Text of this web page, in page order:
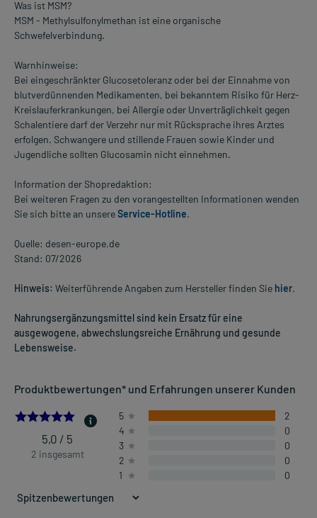
Was ist MSM?
MSM - Methylsulfonylmethan ist eine organische
Schwefelverbindung.
Warnhinweise:
Bei eingeschränkter Glucosetoleranz oder bei der Einnahme von
blutverdünnenden Medikamenten, bei bekanntem Risiko für Herz-
Kreislauferkrankungen, bei Allergie oder Unverträglichkeit gegen
Schalentiere darf der Verzehr nur mit Rücksprache ihres Arztes
erfolgen. Schwangere und stillende Frauen sowie Kinder und
Jugendliche sollten Glucosamin nicht einnehmen.
Information der Shopredaktion:
Bei weiteren Fragen zu den vorangestellten Informationen wenden
Sie sich bitte an unsereService-Hotline.
Quelle: desen-europe.de
Stand: 07/2026
Hinweis: Weiterführende Angaben zum Hersteller finden Sie hier.
Nahrungsergänzungsmittel sind kein Ersatz für eine
ausgewogene, abwechslungsreiche Ernährung und gesunde
Lebensweise.
Produktbewertungen* und Erfahrungen unserer Kunden
5.0
5,0 / 5
2 insgesamt
5
2
4
0
3
0
2
0
1
0